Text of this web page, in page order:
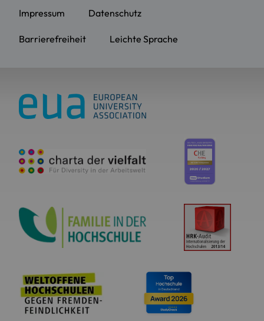
Impressum Datenschutz
Barrierefreiheit Leichte Sprache